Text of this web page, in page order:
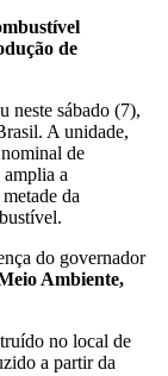
de
neste sábado (7),
A unidade,
de
amplia a
da
do governador
Ambiente,
no local de
a partir da